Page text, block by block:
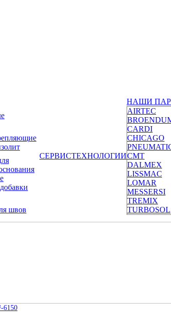
швов
СЕРВИСТЕХНОЛОГИИ
НАШИ
AIRTEC
CARDI
CHICAGO
CMT
DALMEX
LISSMAC
LOMAR
MESSERSI
TREMIX
TURBOSOL
6150